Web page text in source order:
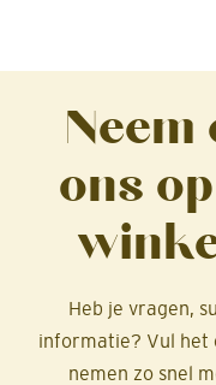
Neem
ons
Heb je vragen,
informatie? Vul het
nemen zo snel